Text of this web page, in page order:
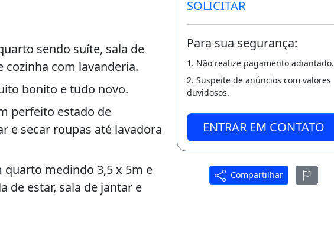
sendo suíte, sala de
cozinha com lavanderia.
bonito e tudo novo.
perfeito estado de
e secar roupas até lavadora
medindo 3,5 x 5m e
de estar, sala de jantar e
SOLICITAR
Para sua segurança:
1. Não realize pagamento adiantado.
2. Suspeite de anúncios com valores
duvidosos.
ENTRAR EM CONTATO
Compartilhar